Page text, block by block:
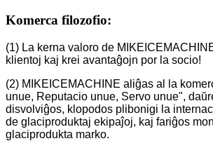
Komerca filozofio:
(1) La kerna valoro de
klientoj kaj krei avantaĝojn por la socio!
(2) MIKEICEMACHINE aliĝas al la
unue, Reputacio unue, Servo unue",
disvolviĝos, klopodos plibonigi la
de glaciproduktaj ekipaĵoj, kaj fariĝos
glaciprodukta marko.